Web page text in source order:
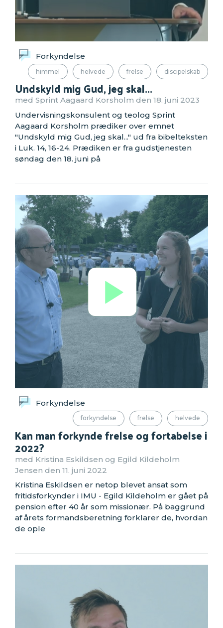
Forkyndelse
himmel helvede frelse discipelskab
Undskyld mig Gud, jeg skal...
med Sprint Aagaard Korsholm den 18. juni 2023
Undervisningskonsulent og teolog Sprint
Aagaard Korsholm prædiker over emnet
"Undskyld mig Gud, jeg skal..." ud fra bibelteksten
i Luk. 14, 16-24. Prædiken er fra gudstjenesten
søndag den 18. juni på
Forkyndelse
forkyndelse frelse helvede
Kan man forkynde frelse og fortabelse i
2022?
med Kristina Eskildsen og Egild Kildeholm
Jensen den 11. juni 2022
Kristina Eskildsen er netop blevet ansat som
fritidsforkynder i IMU - Egild Kildeholm er gået på
pension efter 40 år som missionær. På baggrund
af årets formandsberetning forklarer de, hvordan
de ople